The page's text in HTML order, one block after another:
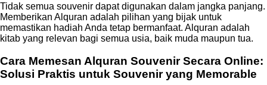
Tidak semua souvenir dapat digunakan dalam jangka panjang.
Memberikan Alquran adalah pilihan yang bijak untuk
memastikan hadiah Anda tetap bermanfaat. Alquran adalah
kitab yang relevan bagi semua usia, baik muda maupun tua.
Cara Memesan Alquran Souvenir Secara Online:
Solusi Praktis untuk Souvenir yang Memorable